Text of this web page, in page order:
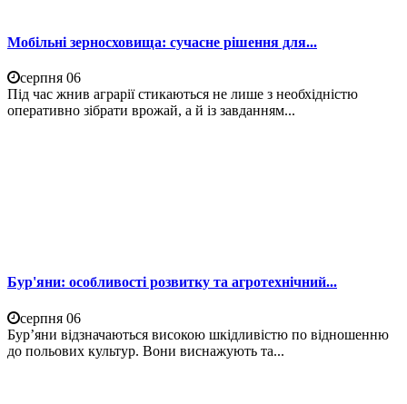
Мобільні зерносховища: сучасне рішення для...
серпня 06
Під час жнив аграрії стикаються не лише з необхідністю
оперативно зібрати врожай, а й із завданням...
Бур'яни: особливості розвитку та агротехнічний...
серпня 06
Бур’яни відзначаються високою шкідливістю по відношенню
до польових культур. Вони виснажують та...